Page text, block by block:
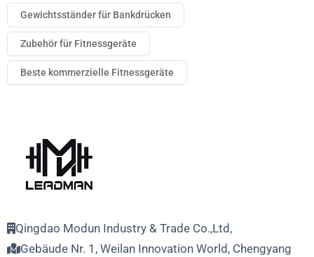
Gewichtsständer für Bankdrücken
Zubehör für Fitnessgeräte
Beste kommerzielle Fitnessgeräte
Qingdao Modun Industry & Trade Co.,Ltd,
Gebäude Nr. 1, Weilan Innovation World, Chengyang